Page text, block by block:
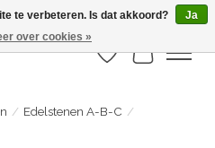
| let op: Verzenden vanaf 29
Verlanglijst
/ Edelstenen A-B-C /
te verbeteren. Is dat akkoord?
Ja
over cookies »